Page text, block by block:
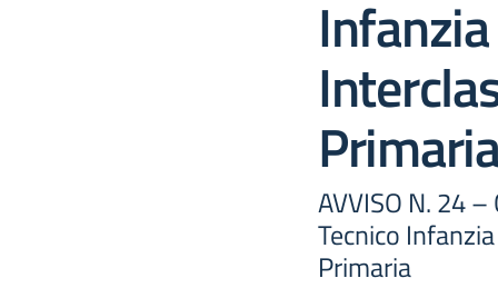
AVVISO N. 24
Tecnico
Primaria